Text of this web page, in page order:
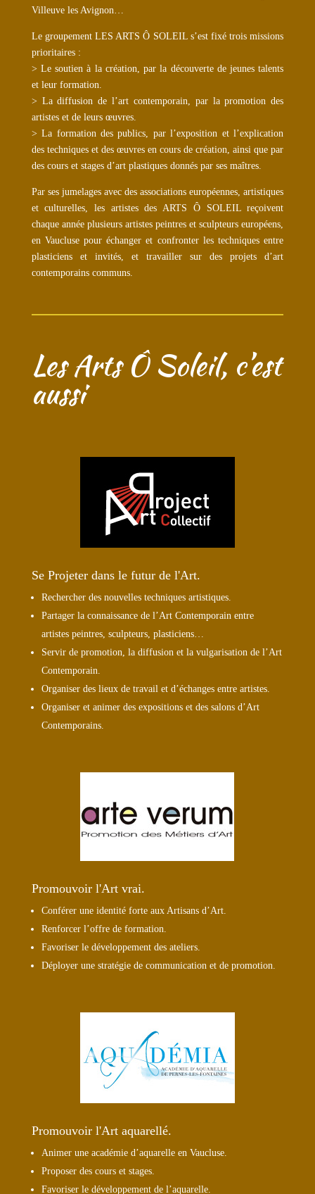
Villeuve les Avignon…
Le groupement LES ARTS Ô SOLEIL s’est fixé trois missions
prioritaires :
> Le soutien à la création, par la découverte de jeunes talents
et leur formation.
> La diffusion de l’art contemporain, par la promotion des
artistes et de leurs œuvres.
> La formation des publics, par l’exposition et l’explication
des techniques et des œuvres en cours de création, ainsi que par
des cours et stages d’art plastiques donnés par ses maîtres.
Par ses jumelages avec des associations européennes, artistiques
et culturelles, les artistes des ARTS Ô SOLEIL reçoivent
chaque année plusieurs artistes peintres et sculpteurs européens,
en Vaucluse pour échanger et confronter les techniques entre
plasticiens et invités, et travailler sur des projets d’art
contemporains communs.
Les Arts Ô Soleil, c’est
aussi
Se Projeter dans le futur de l'Art.
Rechercher des nouvelles techniques artistiques.
Partager la connaissance de l’Art Contemporain entre
artistes peintres, sculpteurs, plasticiens…
Servir de promotion, la diffusion et la vulgarisation de l’Art
Contemporain.
Organiser des lieux de travail et d’échanges entre artistes.
Organiser et animer des expositions et des salons d’Art
Contemporains.
Promouvoir l'Art vrai.
Conférer une identité forte aux Artisans d’Art.
Renforcer l’offre de formation.
Favoriser le développement des ateliers.
Déployer une stratégie de communication et de promotion.
Promouvoir l'Art aquarellé.
Animer une académie d’aquarelle en Vaucluse.
Proposer des cours et stages.
Favoriser le développement de l’aquarelle.